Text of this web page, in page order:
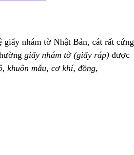
giấy nhám tờ Nhật Bản, cát rất cứng
giấy nhám tờ (giấy ráp) được
khuôn mẫu, cơ khí, đồng,